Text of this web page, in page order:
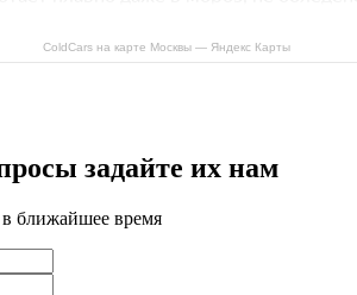
ColdCars на карте Москвы — Яндекс Карты
задайте их нам
ближайшее время